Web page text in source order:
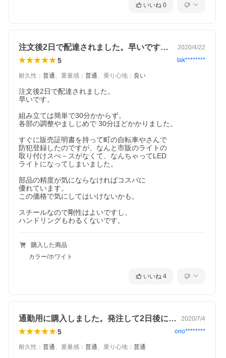
いいね 0
注文後2日で配達されました。早いです。… 2020/4/22
5 tak********
耐久性 ： 普通、 重量感 ： 普通、 乗り心地 ： 良い
注文後2日で配達されました。
早いです。
組み立ては簡単で30分かからず。
各部の調整やましじめで 30分ほどかかりました。
すぐに販売証明書を持って町の自転車やさんで
防犯登録したのですが、なんと市販のライトの
取り付けスぺ－スがなくて、なんちゃってLED
ライトになってしまいました。
部品の精度が気にならなければコスパに
優れています。
この価格で気にしてはいけないかも。
スチールなので剛性はよいですし、
ハンドリングもわるくないです。
購入した商品
カラー/ホワイト
いいね 4
通勤用に購入しました。発注して2日後に… 2020/7/4
5 ono********
耐久性 ： 普通、 重量感 ： 普通、 乗り心地 ： 普通